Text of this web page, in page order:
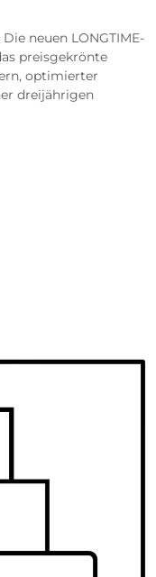
neuen LONGTIME-
preisgekrönte
optimierter
dreijährigen